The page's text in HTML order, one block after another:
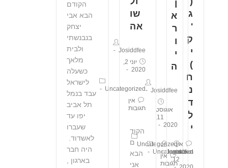
ג
'
ק
י
)
ח
נ
ד
ל
י
Josiddfee
אוגוסט
12,
Uncategorized
אין
תגובות
ן
א
ר
ו
י
ה
Josiddfee
אוגוסט
2020
Uncategorized
אין
תגובות
שו
אה
Josiddfee
יוני 2,
2020
Uncategorized
אין
תגובות
הקוד
ם
הבא
אני
הקודם
הבא אבי
יצחק
בנבנשתי
ולבית
מלאך
כשעלה
לישראל
עבד בנמל
תל אביב
יפו עד
שעברו
לאשדוד.
היה חבר
בארגון ,